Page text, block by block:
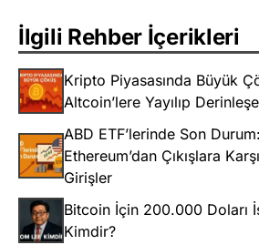
İlgili Rehber İçerikleri
Kripto Piyasasında Büyük
Altcoin’lere Yayılıp
ABD ETF’lerinde Son
Ethereum’dan Çıkışlara
Girişler
Bitcoin İçin 200.000 Doları
Kimdir?